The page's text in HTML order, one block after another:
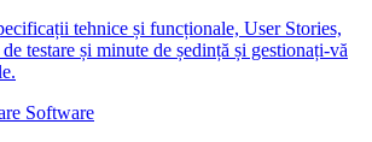
tehnice și funcționale, User Stories,
testare și minute de ședință și gestionați-vă
Software